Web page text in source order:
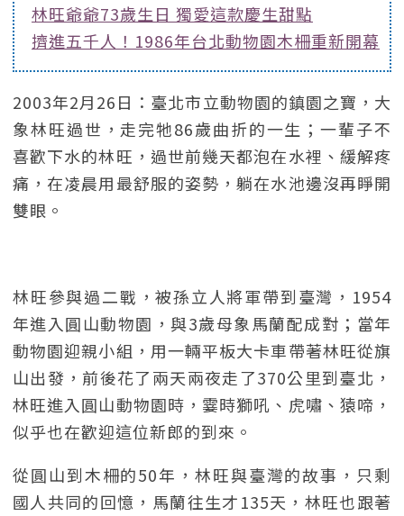
林旺爺爺73歲生日 獨愛這款慶生甜點
擠進五千人！1986年台北動物園木柵重新開幕
2003年2月26日：臺北市立動物園的鎮園之寶，大
象林旺過世，走完牠86歲曲折的一生；一輩子不
喜歡下水的林旺，過世前幾天都泡在水裡、緩解疼
痛，在凌晨用最舒服的姿勢，躺在水池邊沒再睜開
雙眼。
林旺參與過二戰，被孫立人將軍帶到臺灣，1954
年進入圓山動物園，與3歲母象馬蘭配成對；當年
動物園迎親小組，用一輛平板大卡車帶著林旺從旗
山出發，前後花了兩天兩夜走了370公里到臺北，
林旺進入圓山動物園時，霎時獅吼、虎嘯、猿啼，
似乎也在歡迎這位新郎的到來。
從圓山到木柵的50年，林旺與臺灣的故事，只剩
國人共同的回憶，馬蘭往生才135天，林旺也跟著